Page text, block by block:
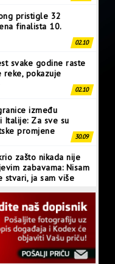
pristigle 32
finalista 10.
02.10
svake godine raste
reke, pokazuje
02.10
između
Italije: Za sve su
promjene
30.09
zašto nikada nije
zabavama: Nisam
stvari, ja sam više
28.09
superkompjuter
još nije vidio
27.09
novu pjesmu: